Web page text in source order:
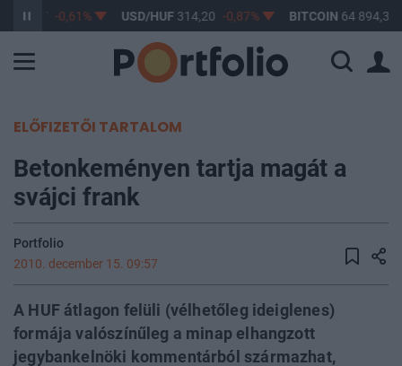
363,17 -0,61% USD/HUF314,20 -0,87% BITCOIN 64 894,37
ELŐFIZETŐI TARTALOM
Betonkeményen tartja magát a
svájci frank
Portfolio
2010. december 15. 09:57
A HUF átlagon felüli (vélhetőleg ideiglenes)
formája valószínűleg a minap elhangzott
jegybankelnöki kommentárból származhat,